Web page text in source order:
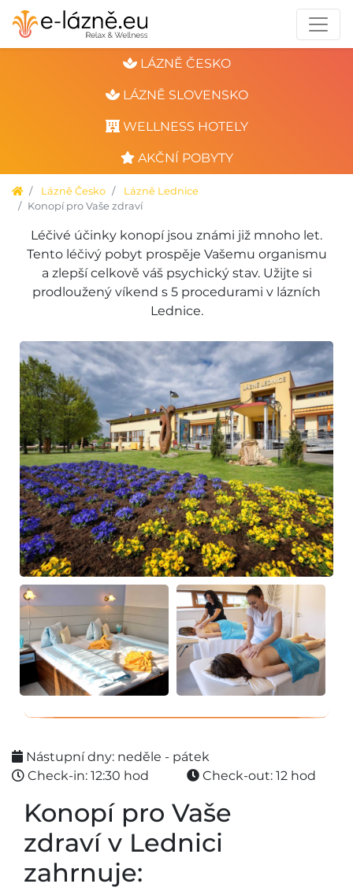
LÁZNĚ ČESKO
LÁZNĚ SLOVENSKO
WELLNESS HOTELY
AKČNÍ POBYTY
Lázně Česko
Lázně Lednice
Konopí pro Vaše zdraví
Léčivé účinky konopí jsou známi již mnoho let.
Tento léčivý pobyt prospěje Vašemu organismu
a zlepší celkově váš psychický stav. Užijte si
prodloužený víkend s 5 procedurami v lázních
Lednice.
Nástupní dny: neděle - pátek
Check-in: 12:30 hod
Check-out: 12 hod
Konopí pro Vaše
zdraví v Lednici
zahrnuje: